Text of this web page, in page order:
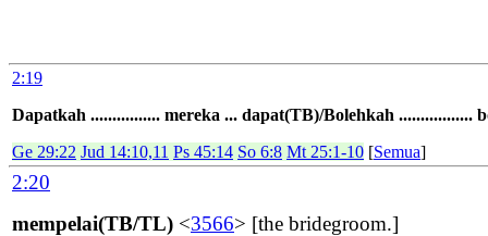
2:19
Dapatkah ................ mereka ... dapat(TB)/Bolehkah .................
Ge 29:22 Jud 14:10,11 Ps 45:14 So 6:8 Mt 25:1-10 [Semua]
2:20
mempelai(TB/TL) <3566> [the bridegroom.]